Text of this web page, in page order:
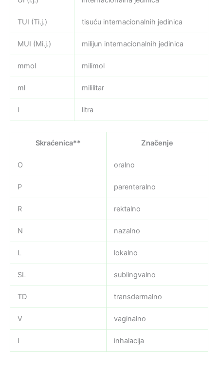
TUI (Ti.j.) tisuću internacionalnih jedinica
MUI (Mi.j.) milijun internacionalnih jedinica
mmol milimol
ml mililitar
l litra
Skraćenica** Značenje
O oralno
P parenteralno
R rektalno
N nazalno
L lokalno
SL sublingvalno
TD transdermalno
V vaginalno
I inhalacija